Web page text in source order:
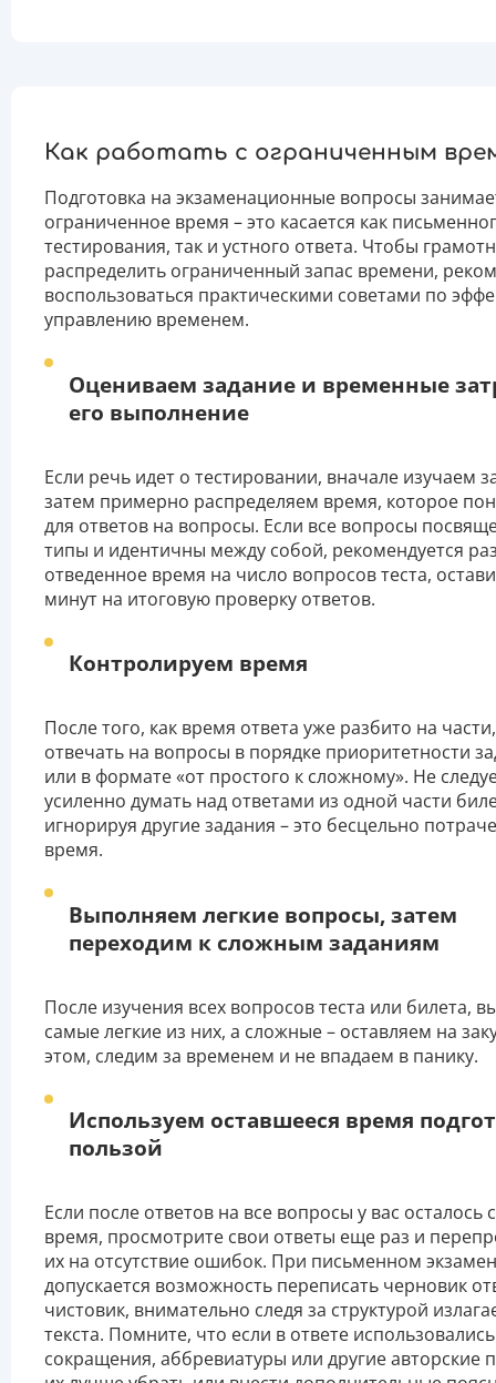
Как работать с ограниченным
Подготовка на экзаменационные вопросы
ограниченное время – это касается как
тестирования, так и устного ответа. Чтобы
распределить ограниченный запас времени,
воспользоваться практическими советами по
управлению временем.
Оцениваем задание и временные
его выполнение
Если речь идет о тестировании, вначале изучаем
затем примерно распределяем время, которое
для ответов на вопросы. Если все вопросы
типы и идентичны между собой, рекомендуется
отведенное время на число вопросов теста,
минут на итоговую проверку ответов.
Контролируем время
После того, как время ответа уже разбито на
отвечать на вопросы в порядке приоритетности
или в формате «от простого к сложному». Не
усиленно думать над ответами из одной части
игнорируя другие задания – это бесцельно
время.
Выполняем легкие вопросы, затем
переходим к сложным заданиям
После изучения всех вопросов теста или билета,
самые легкие из них, а сложные – оставляем на
этом, следим за временем и не впадаем в панику.
Используем оставшееся время
пользой
Если после ответов на все вопросы у вас осталось
время, просмотрите свои ответы еще раз и
их на отсутствие ошибок. При письменном
допускается возможность переписать черновик
чистовик, внимательно следя за структурой
текста. Помните, что если в ответе использовались
сокращения, аббревиатуры или другие авторские